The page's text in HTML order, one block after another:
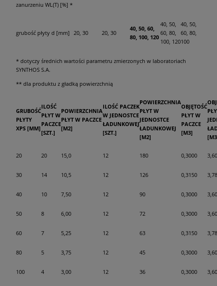
zanurzeniu WL(T) [%] *
grubość płyty d [mm] 20, 30 20, 30
40, 50, 60,
80, 100, 120
40, 50,
60, 80,
100, 120
40, 50,
60, 80,
100
* dotyczy średnich wartości parametru zmierzonych w laboratoriach
SYNTHOS S.A.
** dla produktu z gładką powierzchnią
GRUBOŚĆ
PŁYTY
XPS [MM]
ILOŚĆ
PŁYT W
PACZCE
[SZT.]
POWIERZCHNIA
PŁYT W PACZCE
[M2]
ILOŚĆ PACZEK
W JEDNOSTCE
ŁADUNKOWEJ
[SZT.]
POWIERZCHNIA
PŁYT W
JEDNOSTCE
ŁADUNKOWEJ
[M2]
OBJĘTOŚĆ
PŁYT W
PACZCE
[M3]
20 20 15,0 12 180 0,3000 3,60
30 14 10,5 12 126 0,3150 3,78
40 10 7,50 12 90 0,3000 3,60
50 8 6,00 12 72 0,3000 3,60
60 7 5,25 12 63 0,3150 3,78
80 5 3,75 12 45 0,3000 3,60
100 4 3,00 12 36 0,3000 3,60